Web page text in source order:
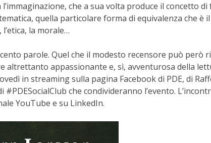
che a sua volta produce il concetto
quella particolare forma di equivalenza che è il
la morale…
parole. Quel che il modesto recensore può però
altrettanto appassionante e, sì, avventurosa della
in streaming sulla pagina Facebook di PDE, di
che condivideranno l’evento.
YouTube e su LinkedIn.